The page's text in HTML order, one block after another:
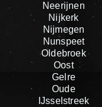
Neerijnen
Nijkerk
Nijmegen
Nunspeet
Oldebroek
Oost
Gelre
Oude
IJsselstreek